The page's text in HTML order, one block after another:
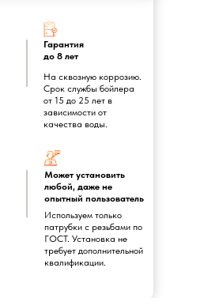
Гарантия
до 8 лет
На сквозную коррозию.
Срок службы бойлера
от 15 до 25 лет в
зависимости от
качества воды.
Может установить
любой, даже не
опытный пользователь
Используем только
патрубки с резьбами по
ГОСТ. Установка не
требует дополнительной
квалификации.